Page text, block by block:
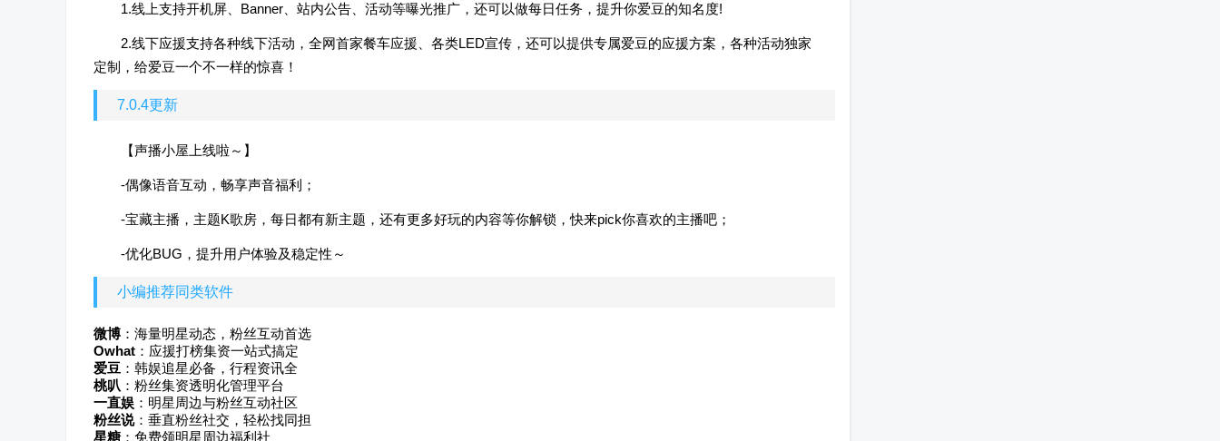
1.线上支持开机屏、Banner、站内公告、活动等曝光推广，还可以做每日任务，提升你爱豆的知名度!
2.线下应援支持各种线下活动，全网首家餐车应援、各类LED宣传，还可以提供专属爱豆的应援方案，各种活动独家
定制，给爱豆一个不一样的惊喜！
7.0.4更新
【声播小屋上线啦～】
-偶像语音互动，畅享声音福利；
-宝藏主播，主题K歌房，每日都有新主题，还有更多好玩的内容等你解锁，快来pick你喜欢的主播吧；
-优化BUG，提升用户体验及稳定性～
小编推荐同类软件
微博 ：海量明星动态，粉丝互动首选
Owhat ：应援打榜集资一站式搞定
爱豆 ：韩娱追星必备，行程资讯全
桃叭 ：粉丝集资透明化管理平台
一直娱 ：明星周边与粉丝互动社区
粉丝说：垂直粉丝社交，轻松找同担
星糖：免费领明星周边福利社